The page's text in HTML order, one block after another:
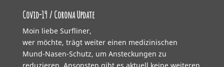
Covid-19 / Corona Update
Moin liebe Surfliner,
wer möchte, trägt weiter einen medizinischen
Mund-Nasen-Schutz, um Ansteckungen zu